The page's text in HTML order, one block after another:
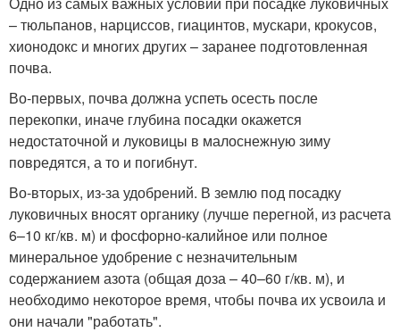
– тюльпанов, нарциссов, гиацинтов, мускари, крокусов,
хионодокс и многих других – заранее подготовленная
почва.
Во-первых, почва должна успеть осесть после
перекопки, иначе глубина посадки окажется
недостаточной и луковицы в малоснежную зиму
повредятся, а то и погибнут.
Во-вторых, из-за удобрений. В землю под посадку
луковичных вносят органику (лучше перегной, из расчета
6–10 кг/кв. м) и фосфорно-калийное или полное
минеральное удобрение с незначительным
содержанием азота (общая доза – 40–60 г/кв. м), и
необходимо некоторое время, чтобы почва их усвоила и
они начали "работать".